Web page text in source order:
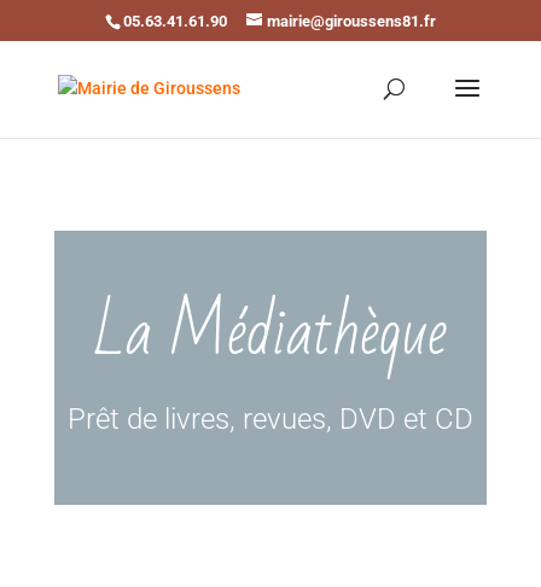
Ouvrir la barre d’outils
05.63.41.61.90 mairie@giroussens81.fr
La Médiathèque
Prêt de livres, revues, DVD et CD